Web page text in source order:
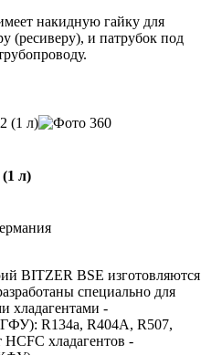
накидную гайку для
(ресиверу), и патрубок под
л)
BITZER BSE изготовляются
специально для
хладагентами -
R134a, R404A, R507,
хладагентов -